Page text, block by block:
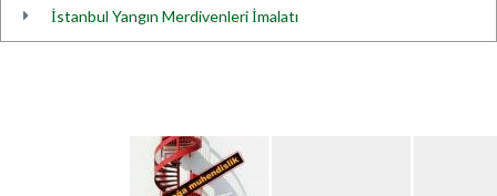
İstanbul Yangın Merdivenleri İmalatı